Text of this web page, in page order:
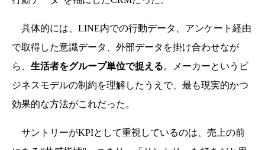
具体的には、LINE内での行動データ、アンケート経由
で取得した意識データ、外部データを掛け合わせなが
ら、 生活者をグループ単位で捉える。メーカーというビ
ジネスモデルの制約を理解したうえで、最も現実的かつ
効果的な方法がこれだった。
サントリーがKPIとして重視しているのは、売上の前